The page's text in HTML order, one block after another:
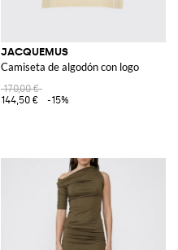
JACQUEMUS
Camiseta de algodón con logo
170,00 €
144,50 €
-15%